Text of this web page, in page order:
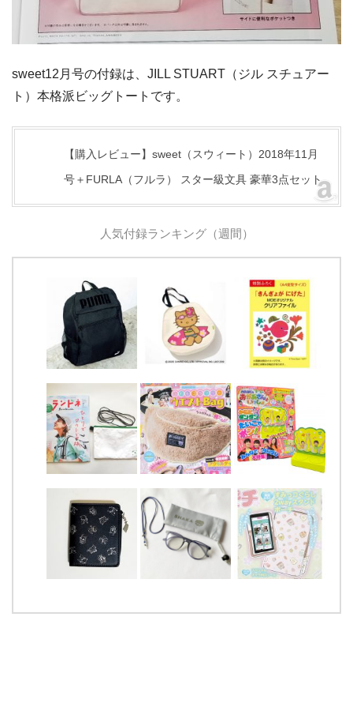
sweet12月号の付録は、JILL STUART（ジル スチュアー
ト）本格派ビッグトートです。
【購入レビュー】sweet（スウィート）2018年11月
号＋FURLA（フルラ） スター級文具 豪華3点セット
人気付録ランキング（週間）